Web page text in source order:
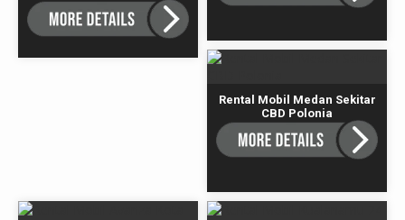
Rental Mobil Medan Sekitar
CBD Polonia